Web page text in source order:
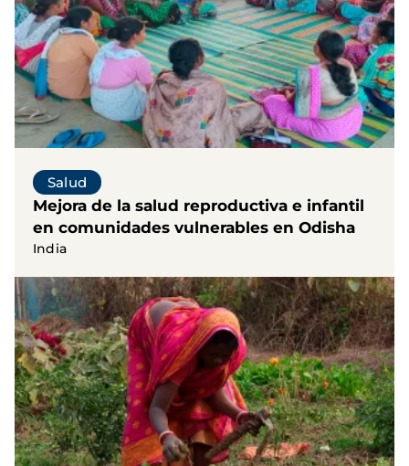
Salud
Mejora de la salud reproductiva e infantil
en comunidades vulnerables en Odisha
India